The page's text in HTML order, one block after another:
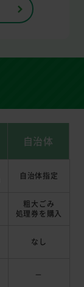
自治体
自治体指定
粗大ごみ
処理券を 購入
なし
－